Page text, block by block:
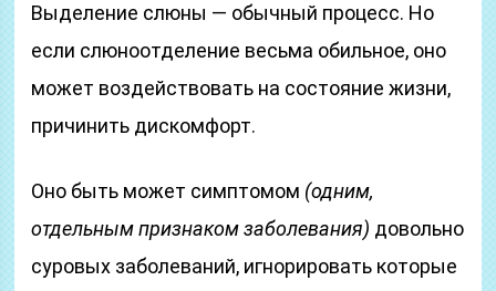
Выделение слюны — обычный процесс. Но
если слюноотделение весьма обильное, оно
может воздействовать на состояние жизни,
причинить дискомфорт.
Оно быть может симптомом (одним,
отдельным признаком заболевания) довольно
суровых заболеваний, игнорировать которые